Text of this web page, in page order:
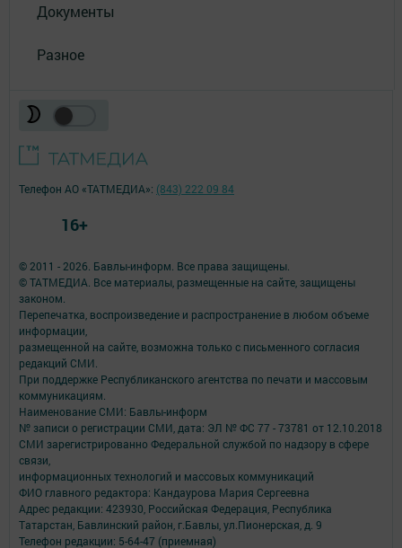
Документы
Разное
© 2011 - 2026. Бавлы-информ. Все права защищены.
© ТАТМЕДИА. Все материалы, размещенные на сайте, защищены
законом.
Перепечатка, воспроизведение и распространение в любом объеме
информации,
размещенной на сайте, возможна только с письменного согласия
редакций СМИ.
При поддержке Республиканского агентства по печати и массовым
коммуникациям.
Наименование СМИ: Бавлы-информ
№ записи о регистрации СМИ, дата: ЭЛ № ФС 77 - 73781 от 12.10.2018
СМИ зарегистрированно Федеральной службой по надзору в сфере
связи,
информационных технологий и массовых коммуникаций
ФИО главного редактора: Кандаурова Мария Сергеевна
Адрес редакции: 423930, Российская Федерация, Республика
Татарстан, Бавлинский район, г.Бавлы, ул.Пионерская, д. 9
Телефон редакции: 5-64-47 (приемная)
Телефон АО «ТАТМЕДИА»: (843) 222 09 84
16+